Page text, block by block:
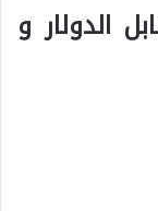
الدولار و